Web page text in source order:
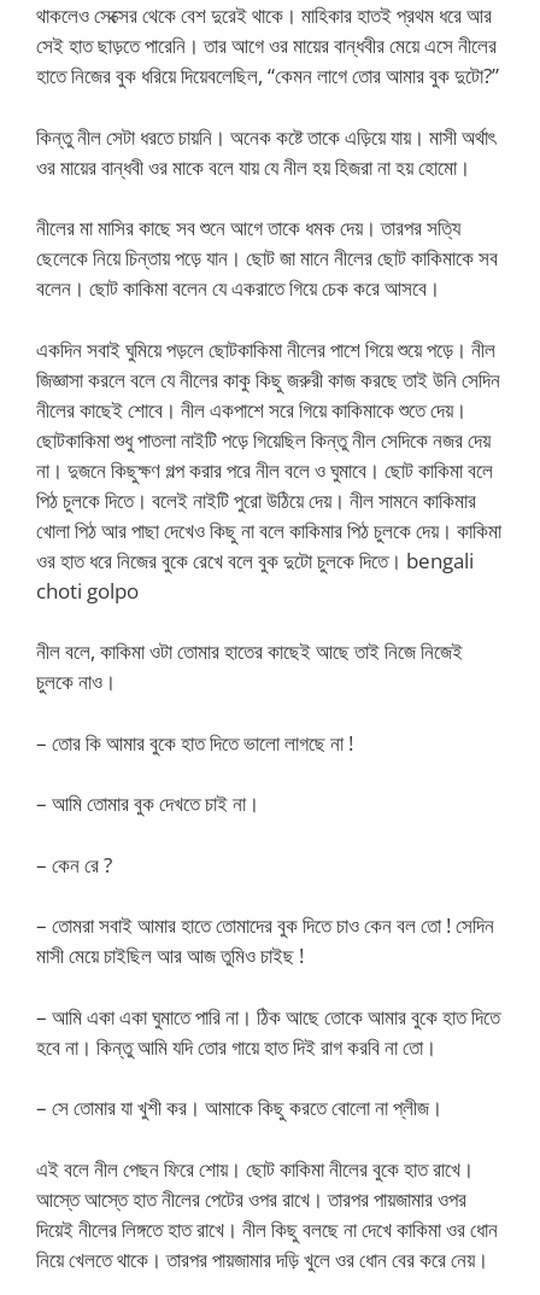
থাকলেও সেক্সের থেকে বেশ দুরেই থাকে। মাহিকার হাতই প্রথম ধরে আর
সেই হাত ছাড়তে পারেনি। তার আগে ওর মায়ের বান্ধবীর মেয়ে এসে নীলের
হাতে নিজের বুক ধরিয়ে দিয়েবলেছিল, “কেমন লাগে তোর আমার বুক দুটো?”
কিন্তু নীল সেটা ধরতে চায়নি। অনেক কষ্টে তাকে এড়িয়ে যায়। মাসী অর্থাৎ
ওর মায়ের বান্ধবী ওর মাকে বলে যায় যে নীল হয় হিজরা না হয় হোমো।
নীলের মা মাসির কাছে সব শুনে আগে তাকে ধমক দেয়। তারপর সত্যি
ছেলেকে নিয়ে চিন্তায় পড়ে যান। ছোট জা মানে নীলের ছোট কাকিমাকে সব
বলেন। ছোট কাকিমা বলেন যে একরাতে গিয়ে চেক করে আসবে।
একদিন সবাই ঘুমিয়ে পড়লে ছোটকাকিমা নীলের পাশে গিয়ে শুয়ে পড়ে। নীল
জিজ্ঞাসা করলে বলে যে নীলের কাকু কিছু জরুরী কাজ করছে তাই উনি সেদিন
নীলের কাছেই শোবে। নীল একপাশে সরে গিয়ে কাকিমাকে শুতে দেয়।
ছোটকাকিমা শুধু পাতলা নাইটি পড়ে গিয়েছিল কিন্তু নীল সেদিকে নজর দেয়
না। দুজনে কিছুক্ষণ গল্প করার পরে নীল বলে ও ঘুমাবে। ছোট কাকিমা বলে
পিঠ চুলকে দিতে। বলেই নাইটি পুরো উঠিয়ে দেয়। নীল সামনে কাকিমার
খোলা পিঠ আর পাছা দেখেও কিছু না বলে কাকিমার পিঠ চুলকে দেয়। কাকিমা
ওর হাত ধরে নিজের বুকে রেখে বলে বুক দুটো চুলকে দিতে। bengali
choti golpo
নীল বলে, কাকিমা ওটা তোমার হাতের কাছেই আছে তাই নিজে নিজেই
চুলকে নাও।
– তোর কি আমার বুকে হাত দিতে ভালো লাগছে না !
– আমি তোমার বুক দেখতে চাই না।
– কেন রে ?
– তোমরা সবাই আমার হাতে তোমাদের বুক দিতে চাও কেন বল তো ! সেদিন
মাসী মেয়ে চাইছিল আর আজ তুমিও চাইছ !
– আমি একা একা ঘুমাতে পারি না। ঠিক আছে তোকে আমার বুকে হাত দিতে
হবে না। কিন্তু আমি যদি তোর গায়ে হাত দিই রাগ করবি না তো।
– সে তোমার যা খুশী কর। আমাকে কিছু করতে বোলো না প্লীজ।
এই বলে নীল পেছন ফিরে শোয়। ছোট কাকিমা নীলের বুকে হাত রাখে।
আস্তে আস্তে হাত নীলের পেটের ওপর রাখে। তারপর পায়জামার ওপর
দিয়েই নীলের লিঙ্গতে হাত রাখে। নীল কিছু বলছে না দেখে কাকিমা ওর ধোন
নিয়ে খেলতে থাকে। তারপর পায়জামার দড়ি খুলে ওর ধোন বের করে নেয়।